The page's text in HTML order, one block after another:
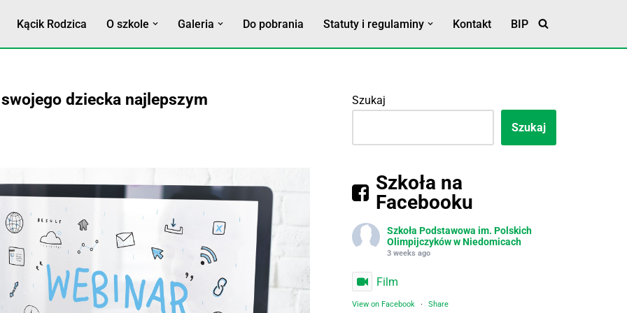
Kącik Rodzica O szkole Galeria Do pobrania Statuty i regulaminy
Klauzula RODO
Kontakt BIP
dziecka najlepszym
Szukaj
Szukaj
Szkoła na
Facebooku
Szkoła Podstawowa im. Polskich
Olimpijczyków w Niedomicach
3 weeks ago
Film
View on Facebook · Share